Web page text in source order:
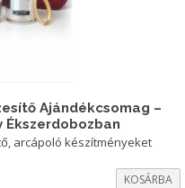
Ajándékcsomag –
Ékszerdobozban
arcápoló készítményeket
KOSÁRBA